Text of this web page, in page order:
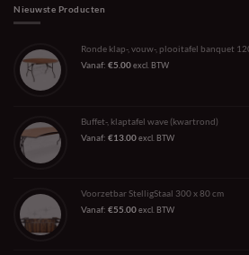
Nieuwste Producten
Ronde klap-, vouw-, plooitafel banquet
Vanaf: €5.00excl. BTW
Buffet-, klaptafel wave (kwartrond)
Vanaf: €13.00excl. BTW
Voorzetbar StelligStaal 300 x 80 cm
Vanaf: €55.00excl. BTW